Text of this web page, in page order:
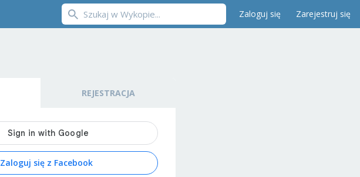
Zaloguj się Zarejestruj się
REJESTRACJA
Zaloguj się z Facebook